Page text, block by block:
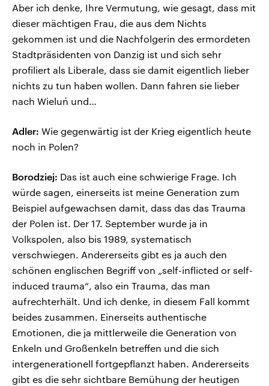
Aber ich denke, Ihre Vermutung, wie gesagt, dass mit
dieser mächtigen Frau, die aus dem Nichts
gekommen ist und die Nachfolgerin des ermordeten
Stadtpräsidenten von Danzig ist und sich sehr
profiliert als Liberale, dass sie damit eigentlich lieber
nichts zu tun haben wollen. Dann fahren sie lieber
nach Wieluń und…
Adler: Wie gegenwärtig ist der Krieg eigentlich heute
noch in Polen?
Borodziej: Das ist auch eine schwierige Frage. Ich
würde sagen, einerseits ist meine Generation zum
Beispiel aufgewachsen damit, dass das das Trauma
der Polen ist. Der 17. September wurde ja in
Volkspolen, also bis 1989, systematisch
verschwiegen. Andererseits gibt es ja auch den
schönen englischen Begriff von „self-inflicted or self-
induced trauma“, also ein Trauma, das man
aufrechterhält. Und ich denke, in diesem Fall kommt
beides zusammen. Einerseits authentische
Emotionen, die ja mittlerweile die Generation von
Enkeln und Großenkeln betreffen und die sich
intergenerationell fortgepflanzt haben. Andererseits
gibt es die sehr sichtbare Bemühung der heutigen